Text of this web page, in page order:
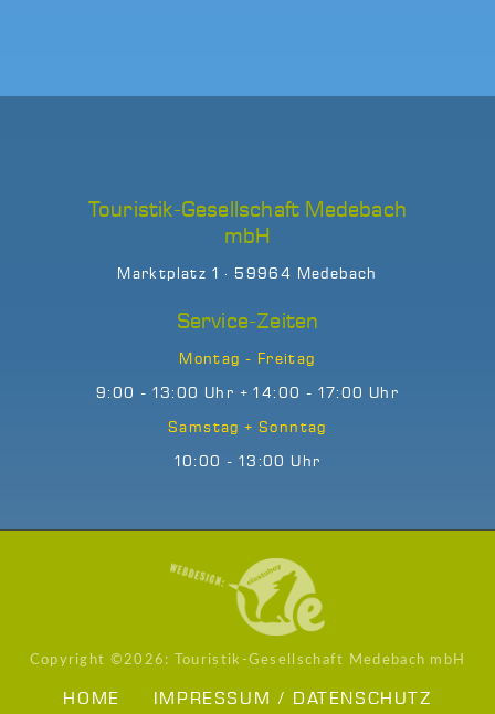
Touristik-Gesellschaft Medebach
mbH
Marktplatz 1 · 59964 Medebach
Service-Zeiten
Montag - Freitag
9:00 - 13:00 Uhr + 14:00 - 17:00 Uhr
Samstag + Sonntag
10:00 - 13:00 Uhr
Copyright ©2026: Touristik-Gesellschaft Medebach mbH
HOME IMPRESSUM / DATENSCHUTZ